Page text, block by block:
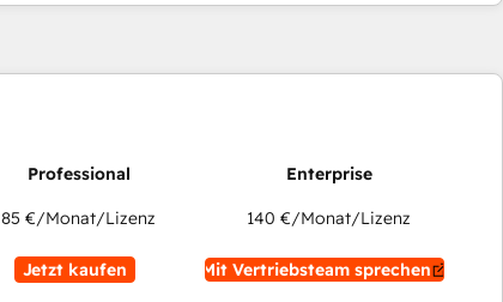
85 €/Monat/Lizenz
Jetzt kaufen
140 €/Monat/Lizenz
Mit Vertriebsteam sprechen